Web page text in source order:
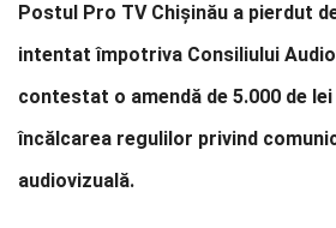
Postul Pro TV Chișinău a pierdut
intentat împotriva Consiliului
contestat o amendă de 5.000 de
încălcarea regulilor privind
audiovizuală.